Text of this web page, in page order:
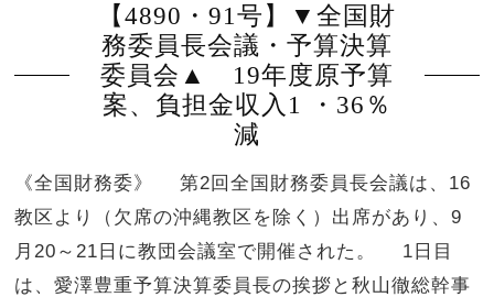
【4890・91号】▼全国財
務委員長会議・予算決算
委員会▲ 19年度原予算
案、負担金収入1 ・36％
減
《全国財務委》 第2回全国財務委員長会議は、16
教区より（欠席の沖縄教区を除く）出席があり、9
月20～21日に教団会議室で開催された。 1日目
は、愛澤豊重予算決算委員長の挨拶と秋山徹総幹事